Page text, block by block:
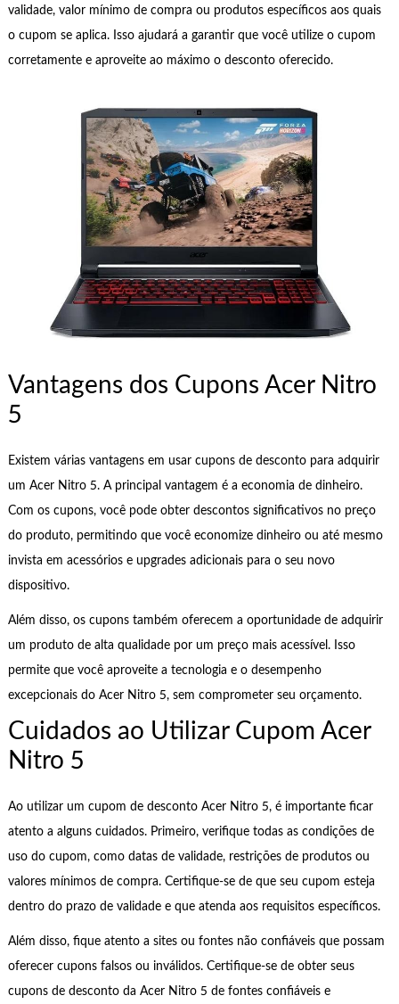
validade, valor mínimo de compra ou produtos específicos aos quais
o cupom se aplica. Isso ajudará a garantir que você utilize o cupom
corretamente e aproveite ao máximo o desconto oferecido.
Vantagens dos Cupons Acer Nitro
5
Existem várias vantagens em usar cupons de desconto para adquirir
um Acer Nitro 5. A principal vantagem é a economia de dinheiro.
Com os cupons, você pode obter descontos significativos no preço
do produto, permitindo que você economize dinheiro ou até mesmo
invista em acessórios e upgrades adicionais para o seu novo
dispositivo.
Além disso, os cupons também oferecem a oportunidade de adquirir
um produto de alta qualidade por um preço mais acessível. Isso
permite que você aproveite a tecnologia e o desempenho
excepcionais do Acer Nitro 5, sem comprometer seu orçamento.
Cuidados ao Utilizar Cupom Acer
Nitro 5
Ao utilizar um cupom de desconto Acer Nitro 5, é importante ficar
atento a alguns cuidados. Primeiro, verifique todas as condições de
uso do cupom, como datas de validade, restrições de produtos ou
valores mínimos de compra. Certifique-se de que seu cupom esteja
dentro do prazo de validade e que atenda aos requisitos específicos.
Além disso, fique atento a sites ou fontes não confiáveis que possam
oferecer cupons falsos ou inválidos. Certifique-se de obter seus
cupons de desconto da Acer Nitro 5 de fontes confiáveis ​​e